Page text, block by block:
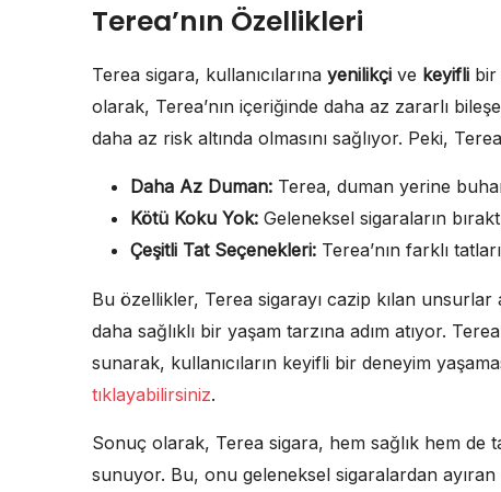
Terea’nın Özellikleri
Terea sigara, kullanıcılarına yenilikçi ve keyifli bir
olarak, Terea’nın içeriğinde daha az zararlı
daha az risk altında olmasını sağlıyor. Peki,
Daha Az Duman: Terea, duman yerine
Kötü Koku Yok: Geleneksel sigaraların
Çeşitli Tat Seçenekleri: Terea’nın farklı
Bu özellikler, Terea sigarayı cazip kılan unsurlar
daha sağlıklı bir yaşam tarzına adım atıyor.
sunarak, kullanıcıların keyifli bir deneyim
tıklayabilirsiniz.
Sonuç olarak, Terea sigara, hem sağlık hem de
sunuyor. Bu, onu geleneksel sigaralardan